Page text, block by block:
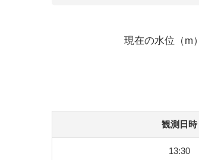
現在の水位（m）
観測日時
13:30